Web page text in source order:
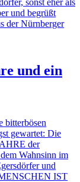
sonst eher als
und begrüßt
der Nürnberger
und ein
bitterbösen
gewartet: Die
der
Wahnsinn im
und
IST